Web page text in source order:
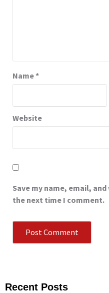
Name*
Website
Save my name, email,
the next time I comment.
Recent Posts